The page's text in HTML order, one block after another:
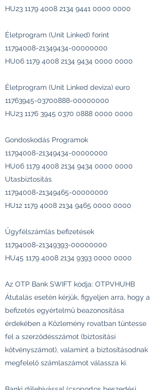
HU23 1179 4008 2134 9441 0000 0000
Életprogram (Unit Linked) forint
11794008-21349434-00000000
HU06 1179 4008 2134 9434 0000 0000
Életprogram (Unit Linked deviza) euro
11763945-03700888-00000000
HU23 1176 3945 0370 0888 0000 0000
Gondoskodás Programok
11794008-21349434-00000000
HU06 1179 4008 2134 9434 0000 0000
Utasbiztosítás
11794008-21349465-00000000
HU12 1179 4008 2134 9465 0000 0000
Ügyfélszámlás befizetések
11794008-21349393-00000000
HU45 1179 4008 2134 9393 0000 0000
Az OTP Bank SWIFT kódja: OTPVHUHB
Átutalás esetén kérjük, figyeljen arra, hogy a
befizetés egyértelmű beazonosítása
érdekében a Közlemény rovatban tüntesse
fel a szerződésszámot (biztosítási
kötvényszámot), valamint a biztosításodnak
megfelelő számlaszámot válassza ki.